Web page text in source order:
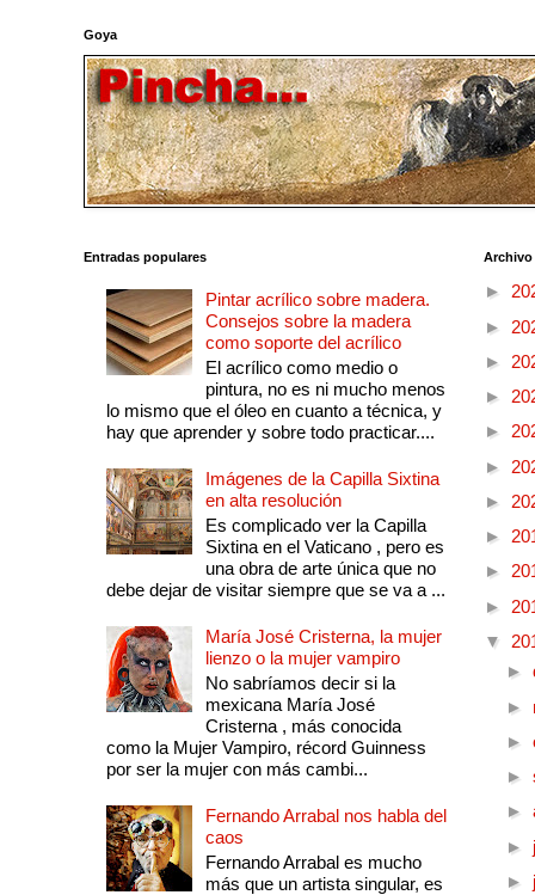
Goya
Entradas populares
Pintar acrílico sobre madera.
Consejos sobre la madera
como soporte del acrílico
El acrílico como medio o
pintura, no es ni mucho menos
lo mismo que el óleo en cuanto a técnica, y
hay que aprender y sobre todo practicar....
Imágenes de la Capilla Sixtina
en alta resolución
Es complicado ver la Capilla
Sixtina en el Vaticano , pero es
una obra de arte única que no
debe dejar de visitar siempre que se va a ...
María José Cristerna, la mujer
lienzo o la mujer vampiro
No sabríamos decir si la
mexicana María José
Cristerna , más conocida
como la Mujer Vampiro, récord Guinness
por ser la mujer con más cambi...
Fernando Arrabal nos habla del
caos
Fernando Arrabal es mucho
más que un artista singular, es
►
►
►
►
►
►
►
►
►
►
▼
►
►
►
►
►
►
►